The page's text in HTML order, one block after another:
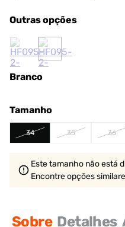
Outras opções
Branco
Tamanho
34 35 36
Este tamanho não está
Encontre opções
Sobre Detalhes